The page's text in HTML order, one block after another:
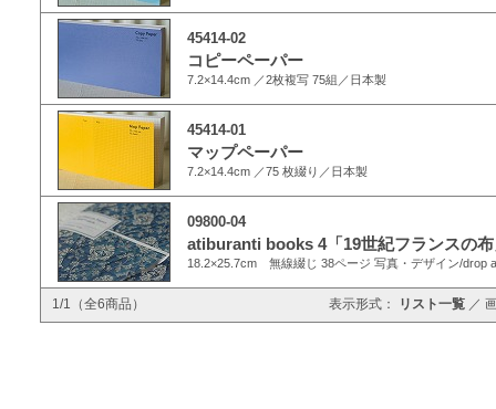
45414-02
コピーペーパー
7.2×14.4cm ／2枚複写 75組／日本製
45414-01
マップペーパー
7.2×14.4cm ／75 枚綴り／日本製
09800-04
atiburanti books 4「19世紀フランスの
18.2×25.7cm 無線綴じ 38ページ 写真・デザイン/drop
1/1（全6商品） 表示形式： リスト一覧 ／